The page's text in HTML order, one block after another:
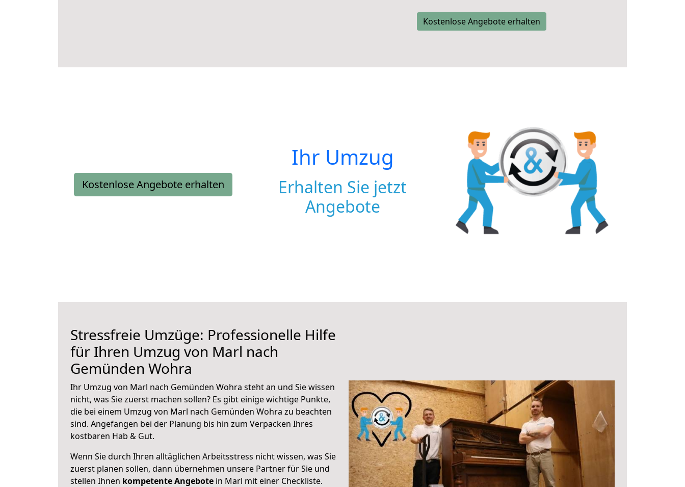
Kostenlose Angebote erhalten
Kostenlose Angebote erhalten
Ihr Umzug
Erhalten Sie jetzt
Angebote
Stressfreie Umzüge: Professionelle Hilfe
für Ihren Umzug von Marl nach
Gemünden Wohra
Ihr Umzug von Marl nach Gemünden Wohra steht an und Sie wissen
nicht, was Sie zuerst machen sollen? Es gibt einige wichtige Punkte,
die bei einem Umzug von Marl nach Gemünden Wohra zu beachten
sind. Angefangen bei der Planung bis hin zum Verpacken Ihres
kostbaren Hab & Gut.
Wenn Sie durch Ihren alltäglichen Arbeitsstress nicht wissen, was Sie
zuerst planen sollen, dann übernehmen unsere Partner für Sie und
stellen Ihnen kompetente Angebote in Marl mit einer Checkliste.